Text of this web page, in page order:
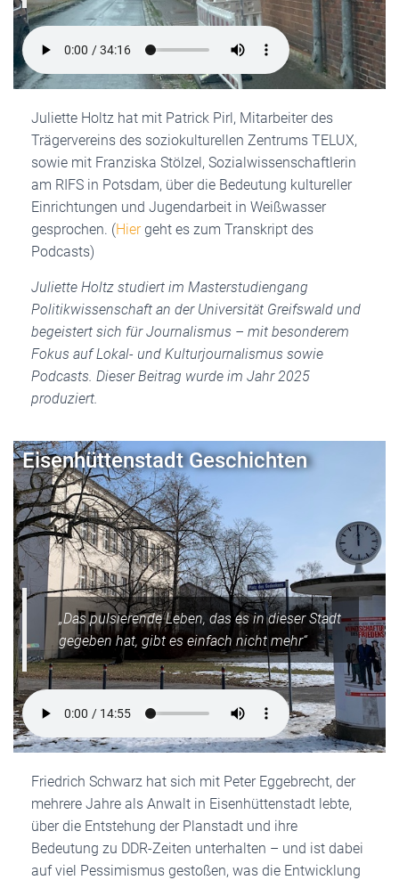
Juliette Holtz hat mit Patrick Pirl, Mitarbeiter des
Trägervereins des soziokulturellen Zentrums TELUX,
sowie mit Franziska Stölzel, Sozialwissenschaftlerin
am RIFS in Potsdam, über die Bedeutung kultureller
Einrichtungen und Jugendarbeit in Weißwasser
gesprochen. (Hiergeht es zum Transkript des
Podcasts)
Juliette Holtz studiert im Masterstudiengang
Politikwissenschaft an der Universität Greifswald und
begeistert sich für Journalismus – mit besonderem
Fokus auf Lokal- und Kulturjournalismus sowie
Podcasts. Dieser Beitrag wurde im Jahr 2025
produziert.
Eisenhüttenstadt Geschichten
„Das pulsierende Leben, das es in dieser Stadt
gegeben hat, gibt es einfach nicht mehr“
Friedrich Schwarz hat sich mit Peter Eggebrecht, der
mehrere Jahre als Anwalt in Eisenhüttenstadt lebte,
über die Entstehung der Planstadt und ihre
Bedeutung zu DDR-Zeiten unterhalten – und ist dabei
auf viel Pessimismus gestoßen, was die Entwicklung